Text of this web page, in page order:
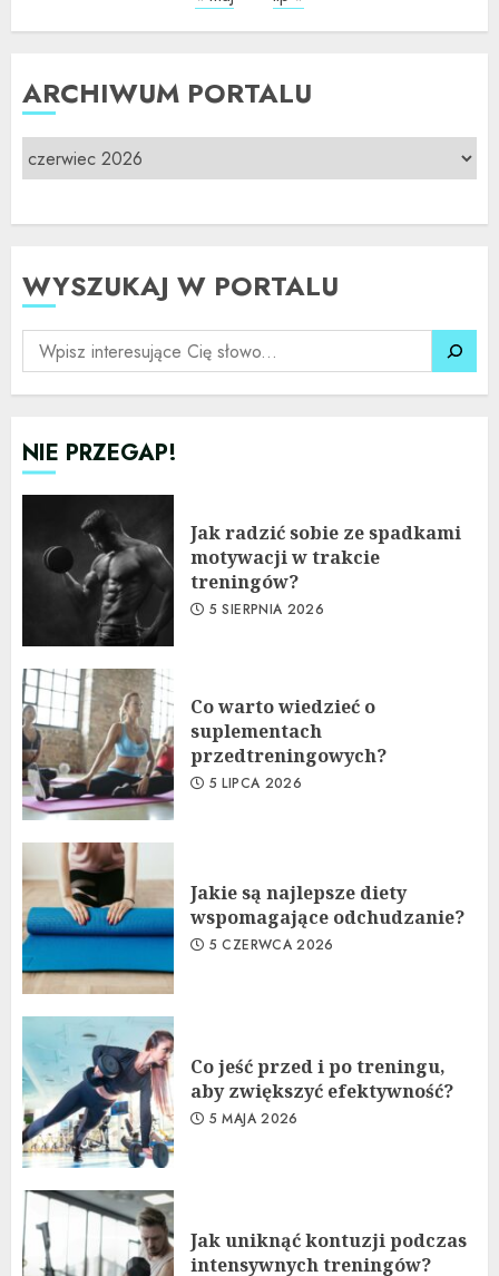
ARCHIWUM PORTALU
WYSZUKAJ W PORTALU
SZUKAJ
NIE PRZEGAP!
Jak radzić sobie ze spadkami
motywacji w trakcie
treningów?
5 SIERPNIA 2026
Co warto wiedzieć o
suplementach
przedtreningowych?
5 LIPCA 2026
Jakie są najlepsze diety
wspomagające odchudzanie?
5 CZERWCA 2026
Co jeść przed i po treningu,
aby zwiększyć efektywność?
5 MAJA 2026
Jak uniknąć kontuzji podczas
intensywnych treningów?